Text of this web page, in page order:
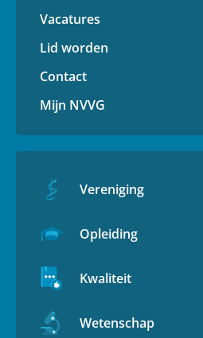
Vacatures
Lid worden
Contact
Mijn NVVG
Vereniging
Opleiding
Kwaliteit
Wetenschap